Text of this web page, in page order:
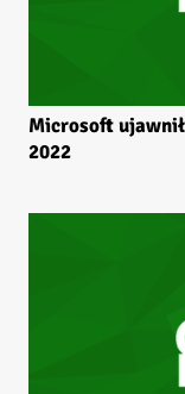
Microsoft
2022